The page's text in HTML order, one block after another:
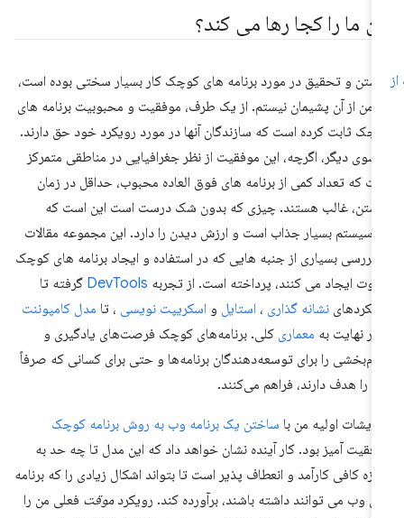
ما را کجا رها می کند؟
و تحقیق در مورد برنامه های کوچک کار بسیار سختی بوده است،
من از آن پشیمان نیستم. از یک طرف، موفقیت و محبوبیت برنامه های
ثابت کرده است که سازندگان آنها در مورد رویکرد خود حق دارند.
سوی دیگر، اگرچه، این موفقیت از نظر جغرافیایی در مناطقی متمرکز
که تعداد کمی از برنامه های فوق العاده محبوب، حداقل در زمان
غالب هستند. چیزی که بدون شک درست است این است که
بسیار جذاب است و ارزش دیدن را دارد. این مجموعه مقالات
بررسی بسیاری از جنبه هایی که در استفاده و ایجاد برنامه های کوچک
ایجاد می کنند، پرداخته است. از تجربهDevToolsگرفته تا
نشانه گذاری، استایلواسکریپت نویسی، تا مدل کامپوننت
نهایت بهمعماریکلی. برنامه‌های کوچک فرصت‌های یادگیری و
را برای توسعه‌دهندگان برنامه‌ها و حتی برای کسانی که صرفاً
را هدف دارند، فراهم می‌کنند.
اولیه من باساختن یک برنامه وب به روش برنامه کوچک
آمیز بود. کار آینده نشان خواهد داد که این مدل تا چه حد به
کافی کارآمد و انعطاف پذیر است تا بتواند اشکال زیادی را که برنامه
وب می توانند داشته باشند، برآورده کند. رویکردموقتفعلی من را